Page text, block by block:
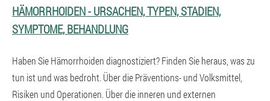
HÄMORRHOIDEN - URSACHEN, TYPEN, STADIEN,
SYMPTOME, BEHANDLUNG
Haben Sie Hämorrhoiden diagnostiziert? Finden Sie heraus, was zu
tun ist und was bedroht. Über die Präventions- und Volksmittel,
Risiken und Operationen. Über die inneren und externen